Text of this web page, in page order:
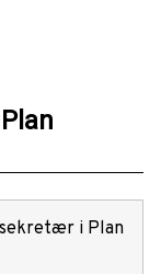
i Plan